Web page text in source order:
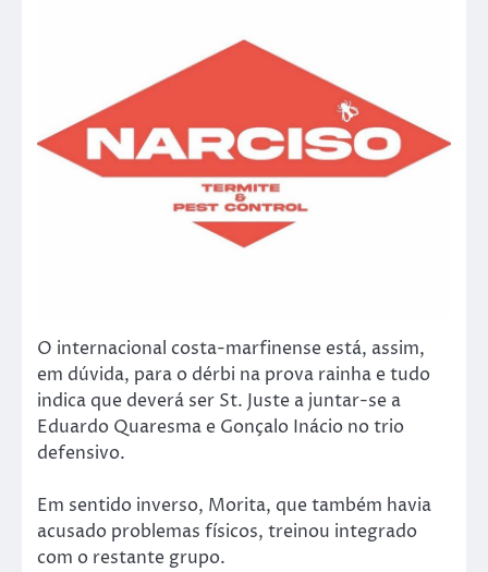
O internacional costa-marfinense está, assim,
em dúvida, para o dérbi na prova rainha e tudo
indica que deverá ser St. Juste a juntar-se a
Eduardo Quaresma e Gonçalo Inácio no trio
defensivo.
Em sentido inverso, Morita, que também havia
acusado problemas físicos, treinou integrado
com o restante grupo.